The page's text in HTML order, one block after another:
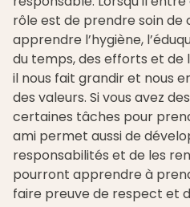
rôle est de prendre soin de
apprendre l’hygiène,
du temps, des efforts et de
il nous fait grandir et nous
des valeurs. Si vous avez
certaines tâches pour
ami permet aussi de
responsabilités et de les
pourront apprendre à
faire preuve de respect et